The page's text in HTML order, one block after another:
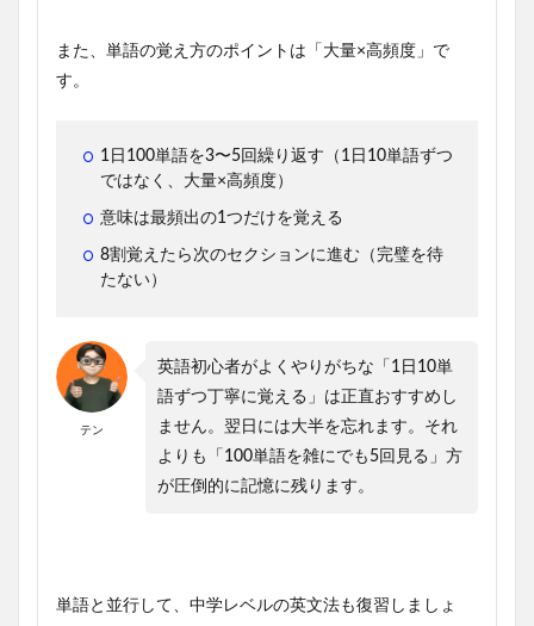
また、単語の覚え方のポイントは「大量×高頻度」で
す。
1日100単語を3〜5回繰り返す（1日10単語ずつ
ではなく、大量×高頻度）
意味は最頻出の1つだけを覚える
8割覚えたら次のセクションに進む（完璧を待
たない）
テン
英語初心者がよくやりがちな「1日10単
語ずつ丁寧に覚える」は正直おすすめし
ません。翌日には大半を忘れます。それ
よりも「100単語を雑にでも5回見る」方
が圧倒的に記憶に残ります。
単語と並行して、中学レベルの英文法も復習しましょ